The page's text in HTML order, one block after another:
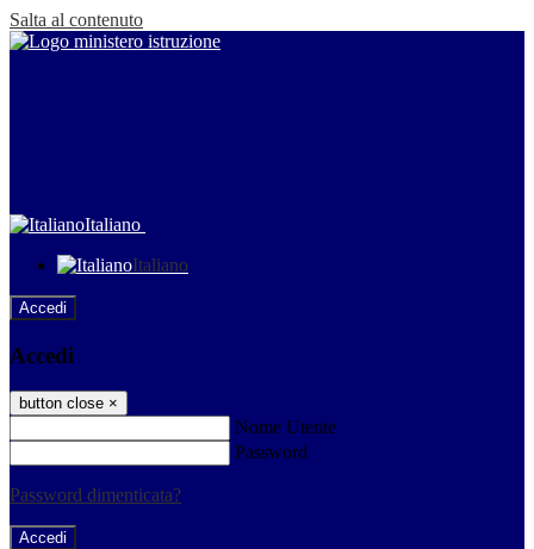
Salta al contenuto
Italiano
Italiano
Accedi
Accedi
button close ×
Nome Utente
Password
Password dimenticata?